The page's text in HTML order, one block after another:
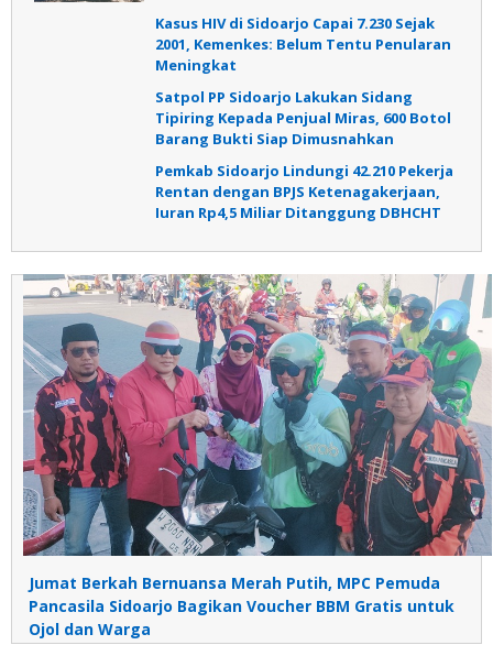
Kasus HIV di Sidoarjo Capai 7.230 Sejak
2001, Kemenkes: Belum Tentu Penularan
Meningkat
Satpol PP Sidoarjo Lakukan Sidang
Tipiring Kepada Penjual Miras, 600 Botol
Barang Bukti Siap Dimusnahkan
Pemkab Sidoarjo Lindungi 42.210 Pekerja
Rentan dengan BPJS Ketenagakerjaan,
Iuran Rp4,5 Miliar Ditanggung DBHCHT
Jumat Berkah Bernuansa Merah Putih, MPC Pemuda
Pancasila Sidoarjo Bagikan Voucher BBM Gratis untuk
Ojol dan Warga